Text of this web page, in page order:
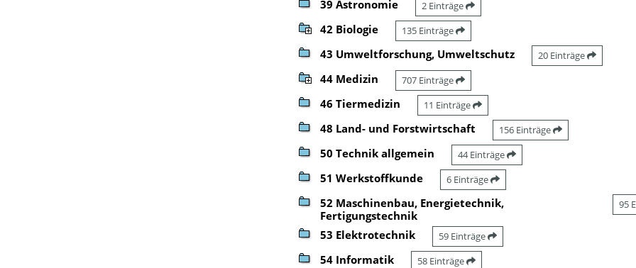
39 Astronomie 2 Einträge
42 Biologie 135 Einträge
43 Umweltforschung, Umweltschutz 20 Einträge
44 Medizin 707 Einträge
46 Tiermedizin 11 Einträge
48 Land- und Forstwirtschaft 156 Einträge
50 Technik allgemein 44 Einträge
51 Werkstoffkunde 6 Einträge
52 Maschinenbau, Energietechnik,
Fertigungstechnik
95
53 Elektrotechnik 59 Einträge
54 Informatik 58 Einträge